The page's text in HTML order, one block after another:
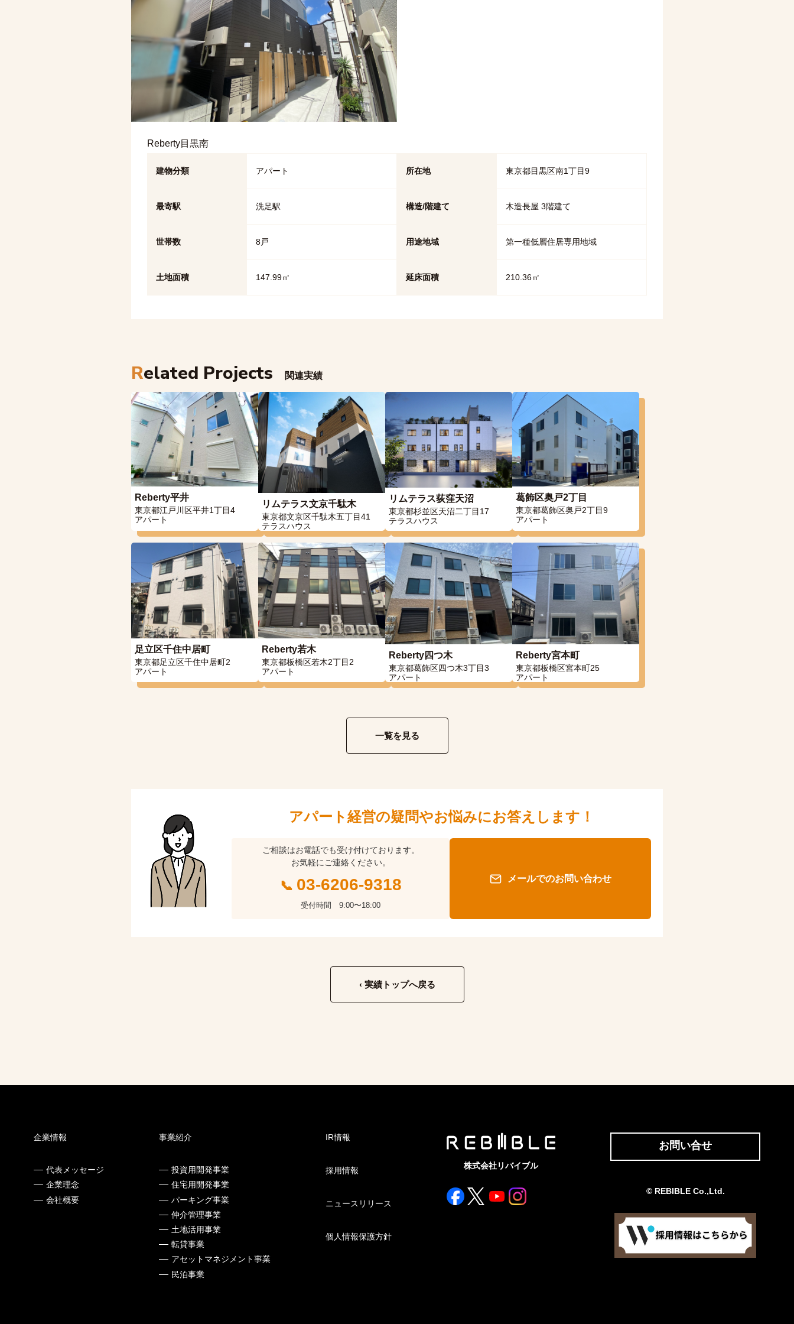
Reberty目黒南
建物分類 アパート 所在地 東京都目黒区南1丁目9
最寄駅 洗足駅 構造/階建て 木造長屋 3階建て
世帯数 8戸 用途地域 第一種低層住居専用地域
土地面積 147.99㎡ 延床面積 210.36㎡
Related Projects 関連実績
Reberty平井
東京都江戸川区平井1丁目4
アパート
リムテラス文京千駄木
東京都文京区千駄木五丁目41
テラスハウス
リムテラス荻窪天沼
東京都杉並区天沼二丁目17
テラスハウス
葛飾区奥戸2丁目
東京都葛飾区奥戸2丁目9
アパート
足立区千住中居町
東京都足立区千住中居町2
アパート
Reberty若木
東京都板橋区若木2丁目2
アパート
Reberty四つ木
東京都葛飾区四つ木3丁目3
アパート
Reberty宮本町
東京都板橋区宮本町25
アパート
一覧を見る
アパート経営の疑問やお悩みにお答えします！
ご相談はお電話でも受け付けております。
お気軽にご連絡ください。
03-6206-9318
受付時間 9:00〜18:00
メールでのお問い合わせ
‹実績トップへ戻る
企業情報
代表メッセージ
企業理念
会社概要
事業紹介
投資用開発事業
住宅用開発事業
パーキング事業
仲介管理事業
土地活用事業
転貸事業
アセットマネジメント事業
民泊事業
IR情報
採用情報
ニュースリリース
個人情報保護方針
株式会社リバイブル
お問い合せ
© REBIBLE Co.,Ltd.